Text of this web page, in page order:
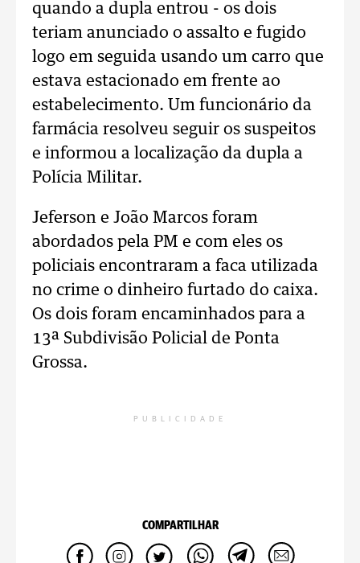
quando a dupla entrou - os dois
teriam anunciado o assalto e fugido
logo em seguida usando um carro que
estava estacionado em frente ao
estabelecimento. Um funcionário da
farmácia resolveu seguir os suspeitos
e informou a localização da dupla a
Polícia Militar.
Jeferson e João Marcos foram
abordados pela PM e com eles os
policiais encontraram a faca utilizada
no crime o dinheiro furtado do caixa.
Os dois foram encaminhados para a
13ª Subdivisão Policial de Ponta
Grossa.
PUBLICIDADE
COMPARTILHAR